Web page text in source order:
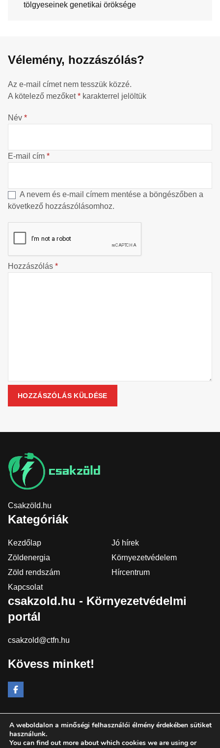
tölgyeseinek genetikai öröksége
Vélemény, hozzászólás?
Az e-mail címet nem tesszük közzé.
A kötelező mezőket* karakterrel jelöltük
Név *
E-mail cím *
A nevem és e-mail címem mentése a böngészőben a
következő hozzászólásomhoz.
Hozzászólás *
Csakzöld.hu
Kategóriák
Kezdőlap
Jó hírek
Zöldenergia
Környezetvédelem
Zöld rendszám
Hírcentrum
Kapcsolat
csakzold.hu - Környezetvédelmi
portál
csakzold@ctfn.hu
Kövess minket!
Copyright © 2024 csakzold.hu. Minden jog fenntartva.
Általános Szerződési Feltételek
A weboldalon a minőségi felhasználói élmény érdekében sütiket
használunk.
You can find out more about which cookies we are using or